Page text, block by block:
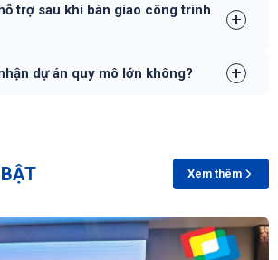
trợ sau khi bàn giao công trình
dự án quy mô lớn không?
Xem thêm